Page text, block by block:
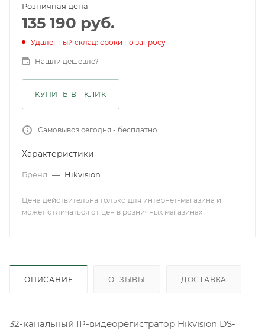
Розничная цена
135 190 руб.
Удаленный склад: сроки по запросу
Нашли дешевле?
КУПИТЬ В 1 КЛИК
Самовывоз сегодня - бесплатно
Характеристики
Бренд — Hikvision
Цена действительна только для интернет-магазина и
может отличаться от цен в розничных магазинах .
ОПИСАНИЕ ОТЗЫВЫ ДОСТАВКА
32-канальный IP-видеорегистратор Hikvision DS-